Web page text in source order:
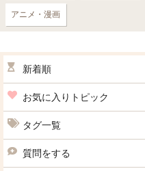
アニメ・漫画
新着順
お気に入りトピック
タグ一覧
質問をする